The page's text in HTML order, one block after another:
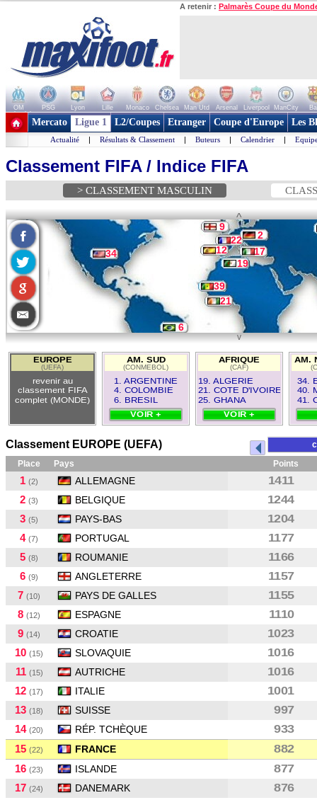
A retenir : Palmarès Coupe du
OM PSG Lyon Lille Monaco Chelsea Man Utd Arsenal Liverpool ManCity
+ de clubs
Mercato Ligue 1 L2/Coupes Etranger Coupe d'Europe Les
Actualité | Résultats & Classement | Buteurs | Calendrier |
Classement FIFA / Indice FIFA
> CLASSEMENT MASCULIN
^
v
34
9
22
2
12
17
13
6
21
39
19
EUROPE
(UEFA)
revenir au
classement FIFA
complet (MONDE)
AM. SUD
(CONMEBOL)
1. ARGENTINE
4. COLOMBIE
6. BRESIL
VOIR +
AFRIQUE
(CAF)
19. ALGERIE
21. COTE D'IVOIRE
25. GHANA
VOIR +
AM.
34.
40.
41.
Classement EUROPE (UEFA)
Place
Pays Points
1 (2) ALLEMAGNE
1411
2 (3) BELGIQUE
1244
3 (5) PAYS-BAS
1204
4 (7) PORTUGAL
1177
5 (8) ROUMANIE
1166
6 (9) ANGLETERRE
1157
7 (10) PAYS DE GALLES
1155
8 (12) ESPAGNE
1110
9 (14) CROATIE
1023
10 (15) SLOVAQUIE
1016
11 (15) AUTRICHE
1016
12 (17) ITALIE
1001
13 (18) SUISSE
997
14 (20) RÉP. TCHÈQUE
933
15 (22) FRANCE
882
16 (23) ISLANDE
877
17 (24) DANEMARK
876